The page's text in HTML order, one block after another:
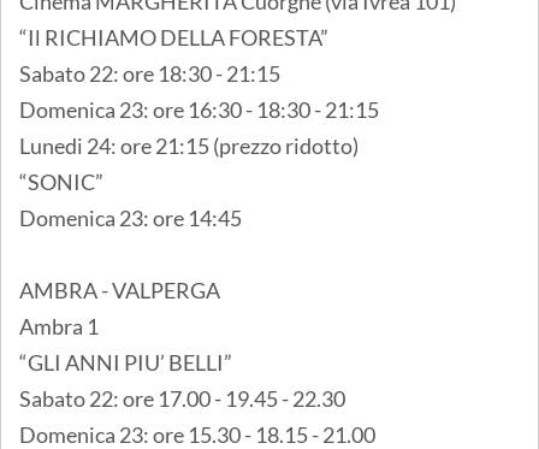
“Il RICHIAMO DELLA FORESTA”
Sabato 22: ore 18:30 - 21:15
Domenica 23: ore 16:30 - 18:30 - 21:15
Lunedi 24: ore 21:15 (prezzo ridotto)
“SONIC”
Domenica 23: ore 14:45
AMBRA - VALPERGA
Ambra 1
“GLI ANNI PIU’ BELLI”
Sabato 22: ore 17.00 - 19.45 - 22.30
Domenica 23: ore 15.30 - 18.15 - 21.00